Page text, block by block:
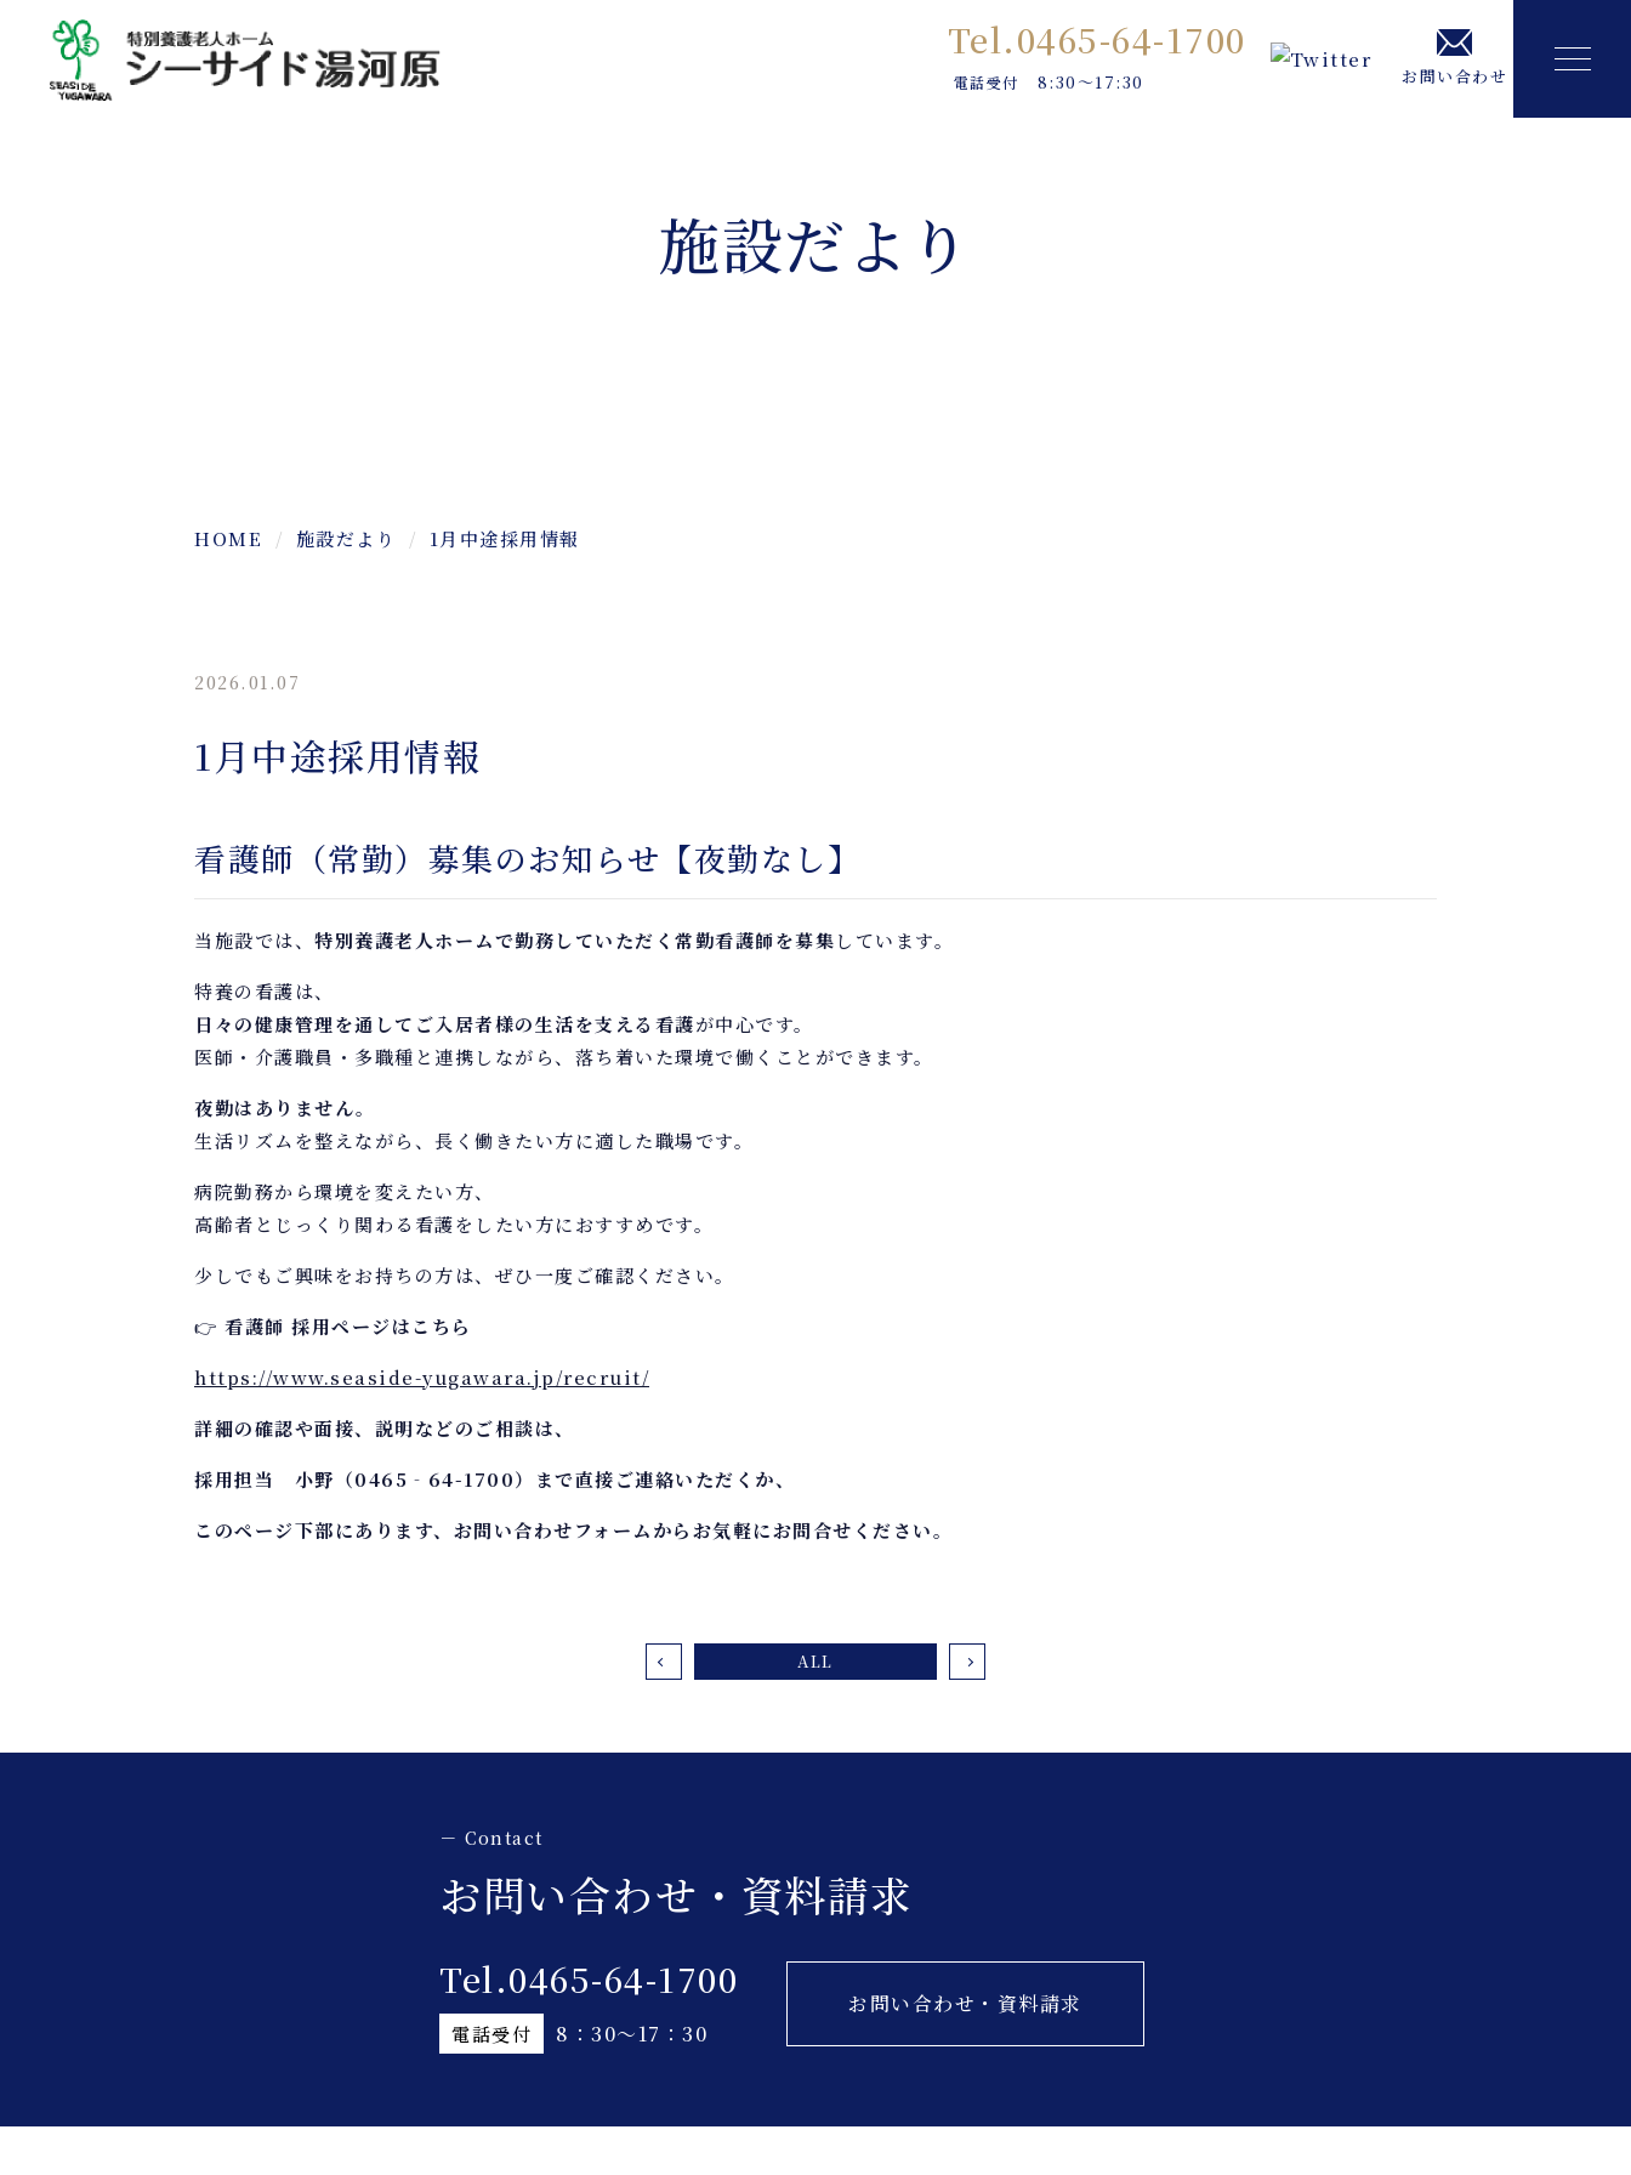
Tel.0465-64-1700
電話受付 8:30～17:30 お問い合わせ
施設だより
HOME 施設だより 1月中途採用情報
2026.01.07
1月中途採用情報
看護師（常勤）募集のお知らせ【夜勤なし】
当施設では、 特別養護老人ホームで勤務していただく常勤看護師を募集しています。
特養の看護は、
日々の健康管理を通してご入居者様の生活を支える看護が中心です。
医師・介護職員・多職種と連携しながら、落ち着いた環境で働くことができます。
夜勤はありません。
生活リズムを整えながら、長く働きたい方に適した職場です。
病院勤務から環境を変えたい方、
高齢者とじっくり関わる看護をしたい方におすすめです。
少しでもご興味をお持ちの方は、ぜひ一度ご確認ください。
👉 看護師 採用ページはこちら
https://www.seaside-yugawara.jp/recruit/
詳細の確認や面接、説明などのご相談は、
採用担当 小野（0465‐64-1700）まで直接ご連絡いただくか、
このページ下部にあります、お問い合わせフォームからお気軽にお問合せください。
ALL
お問い合わせ・資料請求
Tel.0465-64-1700
電話受付 8：30～17：30
お問い合わせ・資料請求